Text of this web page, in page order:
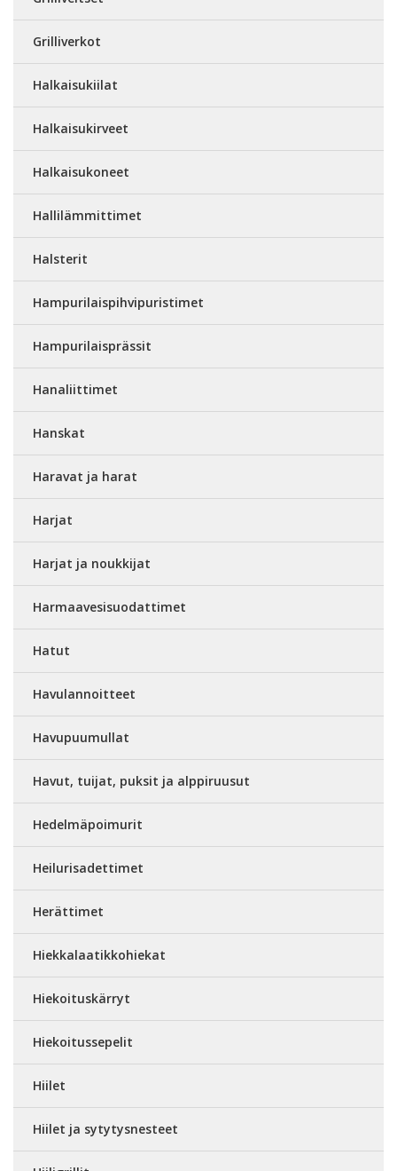
Grilliverkot
Halkaisukiilat
Halkaisukirveet
Halkaisukoneet
Hallilämmittimet
Halsterit
Hampurilaispihvipuristimet
Hampurilaisprässit
Hanaliittimet
Hanskat
Haravat ja harat
Harjat
Harjat ja noukkijat
Harmaavesisuodattimet
Hatut
Havulannoitteet
Havupuumullat
Havut, tuijat, puksit ja alppiruusut
Hedelmäpoimurit
Heilurisadettimet
Herättimet
Hiekkalaatikkohiekat
Hiekoituskärryt
Hiekoitussepelit
Hiilet
Hiilet ja sytytysnesteet